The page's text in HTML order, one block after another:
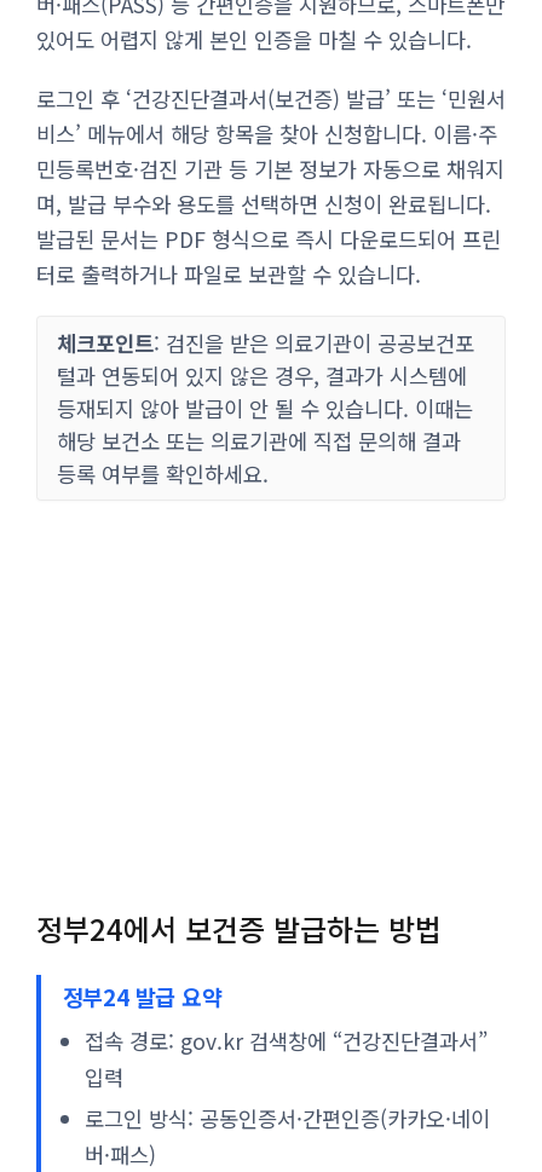
있어도 어렵지 않게 본인 인증을 마칠 수 있습니다.
로그인 후 ‘건강진단결과서(보건증) 발급’ 또는 ‘민원서
비스’ 메뉴에서 해당 항목을 찾아 신청합니다. 이름·주
민등록번호·검진 기관 등 기본 정보가 자동으로 채워지
며, 발급 부수와 용도를 선택하면 신청이 완료됩니다.
발급된 문서는 PDF 형식으로 즉시 다운로드되어 프린
터로 출력하거나 파일로 보관할 수 있습니다.
체크포인트: 검진을 받은 의료기관이 공공보건포
털과 연동되어 있지 않은 경우, 결과가 시스템에
등재되지 않아 발급이 안 될 수 있습니다. 이때는
해당 보건소 또는 의료기관에 직접 문의해 결과
등록 여부를 확인하세요.
정부24에서 보건증 발급하는 방법
정부24 발급 요약
접속 경로: gov.kr 검색창에 “건강진단결과서”
입력
로그인 방식: 공동인증서·간편인증(카카오·네이
버·패스)